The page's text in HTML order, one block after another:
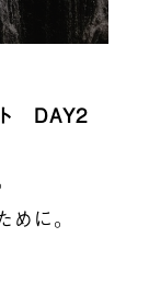
ト DAY2
に。